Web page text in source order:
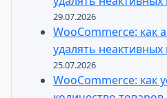
29.07.2026
WooCommerce: как
удалять
25.07.2026
WooCommerce: как